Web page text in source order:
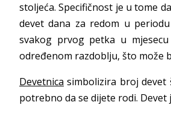
stoljeća. Specifičnost je u tome
devet dana za redom u
svakog prvog petka u
određenom razdoblju, što može
Devetnica simbolizira broj devet
potrebno da se dijete rodi.